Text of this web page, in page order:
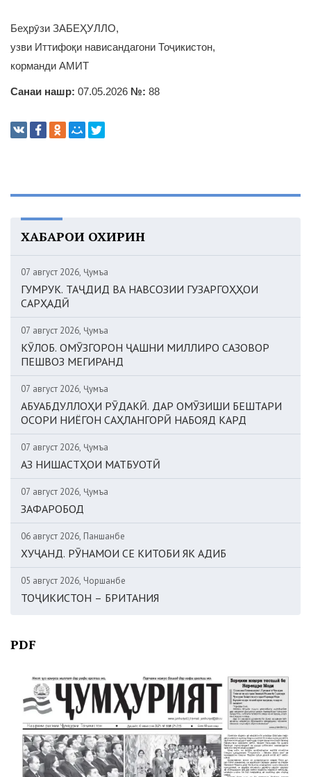
Беҳрӯзи ЗАБЕҲУЛЛО,
узви Иттифоқи нависандагони Тоҷикистон,
корманди АМИТ
Санаи нашр: 07.05.2026 №: 88
ХАБАРҲОИ ОХИРИН
07 август 2026, Ҷумъа
ГУМРУК. ТАҶДИД ВА НАВСОЗИИ ГУЗАРГОҲҲОИ
САРҲАДӢ
07 август 2026, Ҷумъа
КӮЛОБ. ОМӮЗГОРОН ҶАШНИ МИЛЛИРО САЗОВОР
ПЕШВОЗ МЕГИРАНД
07 август 2026, Ҷумъа
АБУАБДУЛЛОҲИ РӮДАКӢ. ДАР ОМӮЗИШИ БЕШТАРИ
ОСОРИ НИЁГОН САҲЛАНГОРӢ НАБОЯД КАРД
07 август 2026, Ҷумъа
АЗ НИШАСТҲОИ МАТБУОТӢ
07 август 2026, Ҷумъа
ЗАФАРОБОД
06 август 2026, Панҷшанбе
ХУҶАНД. РӮНАМОИ СЕ КИТОБИ ЯК АДИБ
05 август 2026, Чоршанбе
ТОҶИКИСТОН – БРИТАНИЯ
PDF